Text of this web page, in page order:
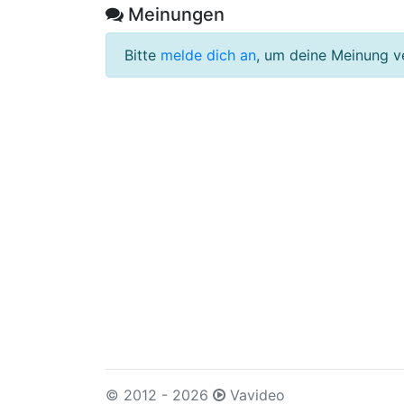
Meinungen
Bitte melde dich an, um deine Meinung
© 2012 - 2026 Vavideo